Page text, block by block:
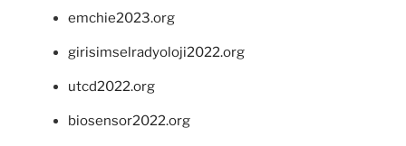
emchie2023.org
girisimselradyoloji2022.org
utcd2022.org
biosensor2022.org